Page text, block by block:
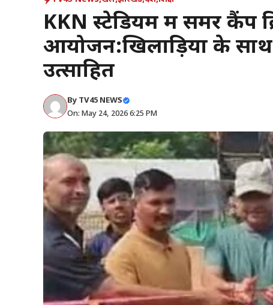
KKN स्टेडियम में समर कैंप
आयोजन:खिलाड़ियों के
उत्साहित
By TV45 NEWS
On: May 24, 2026 6:25 PM